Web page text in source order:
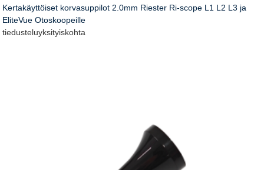
Kertakäyttöiset korvasuppilot 2.0mm Riester Ri-scope L1 L2 L3 ja
EliteVue Otoskoopeille
tiedusteluyksityiskohta